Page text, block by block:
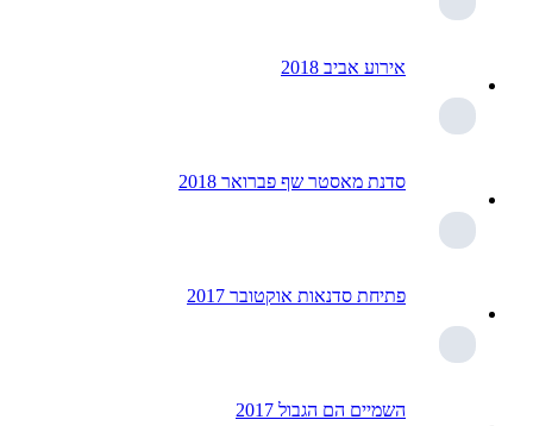
אירוע אביב 2018
סדנת מאסטר שף פברואר 2018
פתיחת סדנאות אוקטובר 2017
השמיים הם הגבול 2017